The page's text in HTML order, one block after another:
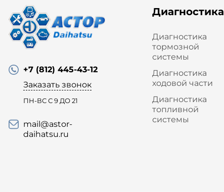
+7 (812) 445-43-12
Заказать звонок
ПН-ВС С 9 ДО 21
mail@astor-
daihatsu.ru
Диагностика
Диагностика
тормозной
системы
Диагностика
ходовой части
Диагностика
топливной
системы